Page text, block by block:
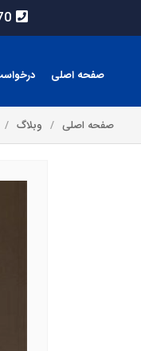
صفحه اصلی
صفحه اصلی وبلاگ